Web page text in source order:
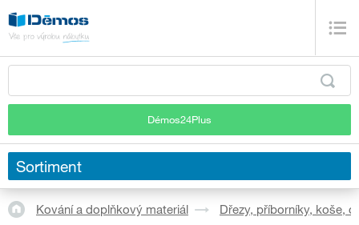
Démos24Plus
Sortiment
Kování a doplňkový materiál Dřezy, příborníky, koše,